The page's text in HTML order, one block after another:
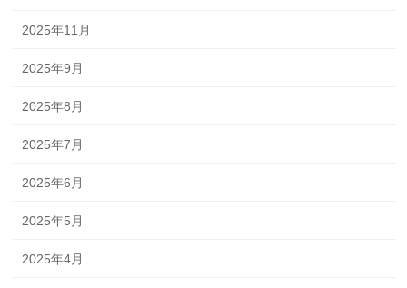
2025年11月
2025年9月
2025年8月
2025年7月
2025年6月
2025年5月
2025年4月